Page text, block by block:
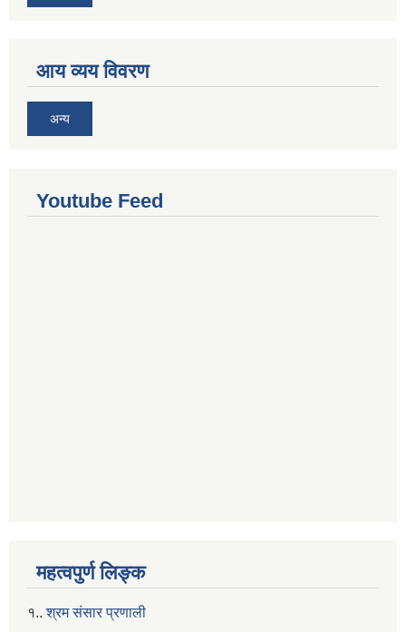
आय व्यय विवरण
अन्य
Youtube Feed
महत्वपुर्ण लिङ्क
१..श्रम संसार प्रणाली